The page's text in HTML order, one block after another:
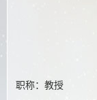
职称：教授